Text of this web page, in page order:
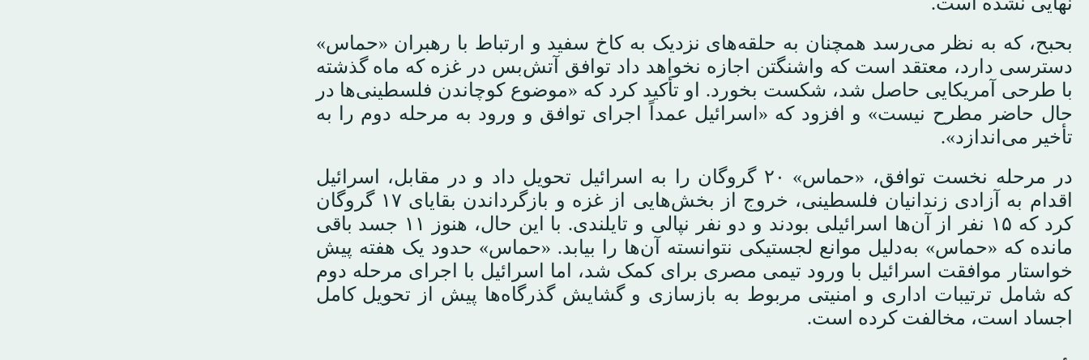
بحبح، که به نظر می‌رسد همچنان به حلقه‌های نزدیک به کاخ سفید و ارتباط با رهبران «حماس»
دسترسی دارد، معتقد است که واشنگتن اجازه نخواهد داد توافق آتش‌بس در غزه که ماه گذشته
با طرحی آمریکایی حاصل شد، شکست بخورد. او تأکید کرد که «موضوع کوچاندن فلسطینی‌ها در
حال حاضر مطرح نیست» و افزود که «اسرائیل عمداً اجرای توافق و ورود به مرحله دوم را به
تأخیر می‌اندازد».
در مرحله نخست توافق، «حماس» ۲۰ گروگان را به اسرائیل تحویل داد و در مقابل، اسرائیل
اقدام به آزادی زندانیان فلسطینی، خروج از بخش‌هایی از غزه و بازگرداندن بقایای ۱۷ گروگان
کرد که ۱۵ نفر از آن‌ها اسرائیلی بودند و دو نفر نپالی و تایلندی. با این حال، هنوز ۱۱ جسد باقی
مانده که «حماس» به‌دلیل موانع لجستیکی نتوانسته آن‌ها را بیابد. «حماس» حدود یک هفته پیش
خواستار موافقت اسرائیل با ورود تیمی مصری برای کمک شد، اما اسرائیل با اجرای مرحله دوم
که شامل ترتیبات اداری و امنیتی مربوط به بازسازی و گشایش گذرگاه‌ها پیش از تحویل کامل
اجساد است، مخالفت کرده است.